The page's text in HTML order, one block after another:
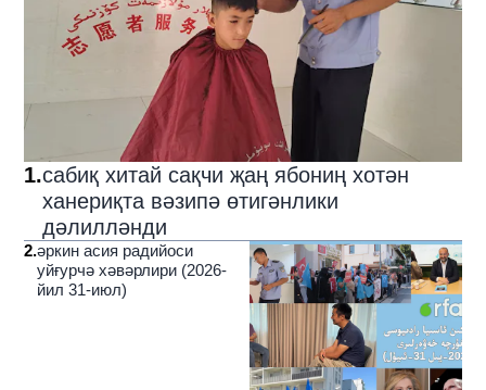
1.сабиқ хитай сақчи җаң ябониң хотән
ханериқта вәзипә өтигәнлики
дәлилләнди
2.әркин асия радийоси
уйғурчә хәвәрлири (2026-
йил 31-июл)